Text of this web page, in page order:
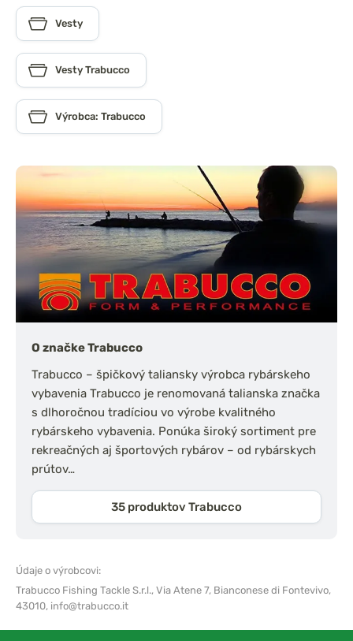
Vesty
Vesty Trabucco
Výrobca: Trabucco
O značke Trabucco
Trabucco – špičkový taliansky výrobca rybárskeho
vybavenia Trabucco je renomovaná talianska značka
s dlhoročnou tradíciou vo výrobe kvalitného
rybárskeho vybavenia. Ponúka široký sortiment pre
rekreačných aj športových rybárov – od rybárskych
prútov…
35 produktov Trabucco
Údaje o výrobcovi:
Trabucco Fishing Tackle S.r.l., Via Atene 7, Bianconese di Fontevivo,
43010, info@trabucco.it